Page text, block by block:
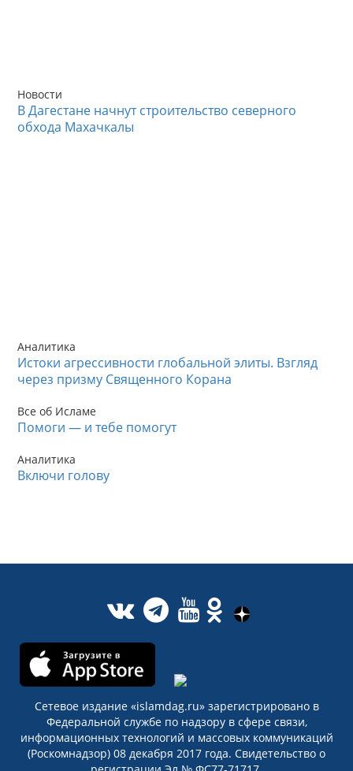
Новости
В Дагестане начнут строительство северного
обхода Махачкалы
Аналитика
Истоки агрессивности глобальной элиты. Взгляд
через призму Священного Корана
Все об Исламе
Помоги — и тебе помогут
Аналитика
Включи голову
Сетевое издание «islamdag.ru» зарегистрировано в
Федеральной службе по надзору в сфере связи,
информационных технологий и массовых коммуникаций
(Роскомнадзор) 08 декабря 2017 года. Свидетельство о